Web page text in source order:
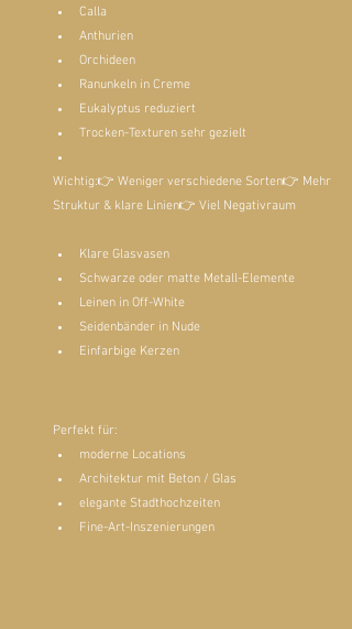
Calla
Anthurien
Orchideen
Ranunkeln in Creme
Eukalyptus reduziert
Trocken-Texturen sehr gezielt
Wichtig:👉 Weniger verschiedene Sorten👉 Mehr
Struktur & klare Linien👉 Viel Negativraum
Klare Glasvasen
Schwarze oder matte Metall-Elemente
Leinen in Off-White
Seidenbänder in Nude
Einfarbige Kerzen
Perfekt für:
moderne Locations
Architektur mit Beton / Glas
elegante Stadthochzeiten
Fine-Art-Inszenierungen